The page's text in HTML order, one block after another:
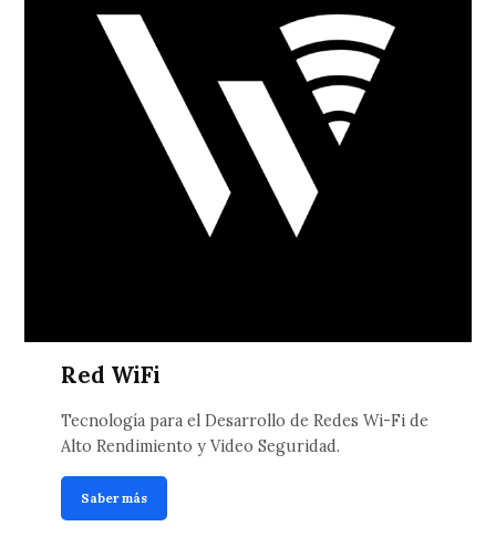
Red WiFi
Tecnología para el Desarrollo de Redes Wi-Fi de
Alto Rendimiento y Video Seguridad.
Saber más